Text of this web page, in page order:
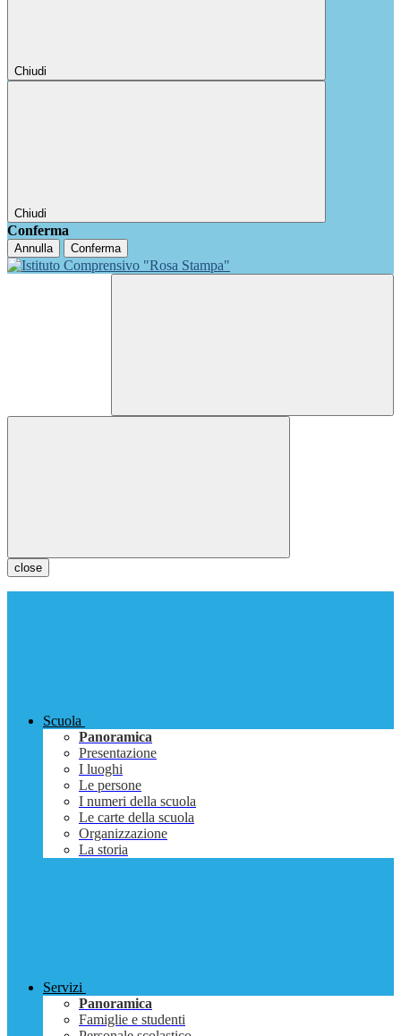
Chiudi
Chiudi
Conferma
Annulla Conferma
close
Scuola
Panoramica
Presentazione
I luoghi
Le persone
I numeri della scuola
Le carte della scuola
Organizzazione
La storia
Servizi
Panoramica
Famiglie e studenti